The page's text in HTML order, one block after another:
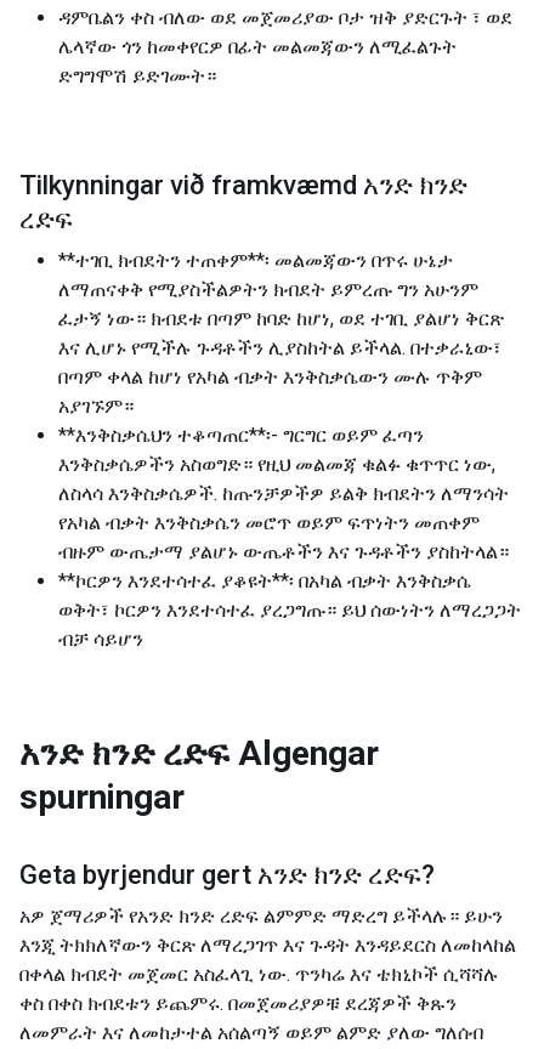
ዳምቤልን ቀስ ብለው ወደ መጀመሪያው ቦታ ዝቅ ያድርጉት ፣ ወደ
ሌላኛው ጎን ከመቀየርዎ በፊት መልመጃውን ለሚፈልጉት
ድግግሞሽ ይድገሙት።
Tilkynningar við framkvæmd አንድ ክንድ
ረድፍ
**ተገቢ ክብደትን ተጠቀም**፡ መልመጃውን በጥሩ ሁኔታ
ለማጠናቀቅ የሚያስችልዎትን ክብደት ይምረጡ ግን አሁንም
ፈታኝ ነው። ክብደቱ በጣም ከባድ ከሆነ, ወደ ተገቢ ያልሆነ ቅርጽ
እና ሊሆኑ የሚችሉ ጉዳቶችን ሊያስከትል ይችላል. በተቃራኒው፣
በጣም ቀላል ከሆነ የአካል ብቃት እንቅስቃሴውን ሙሉ ጥቅም
አያገኙም።
**እንቅስቃሴህን ተቆጣጠር**፡- ግርግር ወይም ፈጣን
እንቅስቃሴዎችን አስወግድ። የዚህ መልመጃ ቁልፉ ቁጥጥር ነው,
ለስላሳ እንቅስቃሴዎች. ከጡንቻዎችዎ ይልቅ ክብደትን ለማንሳት
የአካል ብቃት እንቅስቃሴን መሮጥ ወይም ፍጥነትን መጠቀም
ብዙም ውጤታማ ያልሆኑ ውጤቶችን እና ጉዳቶችን ያስከትላል።
**ኮርዎን እንደተሳተፈ ያቆዩት**፡ በአካል ብቃት እንቅስቃሴ
ወቅት፣ ኮርዎን እንደተሳተፈ ያረጋግጡ። ይህ ሰውነትን ለማረጋጋት
ብቻ ሳይሆን
አንድ ክንድ ረድፍ Algengar
spurningar
Geta byrjendur gert አንድ ክንድ ረድፍ?
አዎ ጀማሪዎች የአንድ ክንድ ረድፍ ልምምድ ማድረግ ይችላሉ። ይሁን
እንጂ ትክክለኛውን ቅርጽ ለማረጋገጥ እና ጉዳት እንዳይደርስ ለመከላከል
በቀላል ክብደት መጀመር አስፈላጊ ነው. ጥንካሬ እና ቴክኒኮች ሲሻሻሉ
ቀስ በቀስ ክብደቱን ይጨምሩ. በመጀመሪያዎቹ ደረጃዎች ቅጹን
ለመምራት እና ለመከታተል አሰልጣኝ ወይም ልምድ ያለው ግለሰብ